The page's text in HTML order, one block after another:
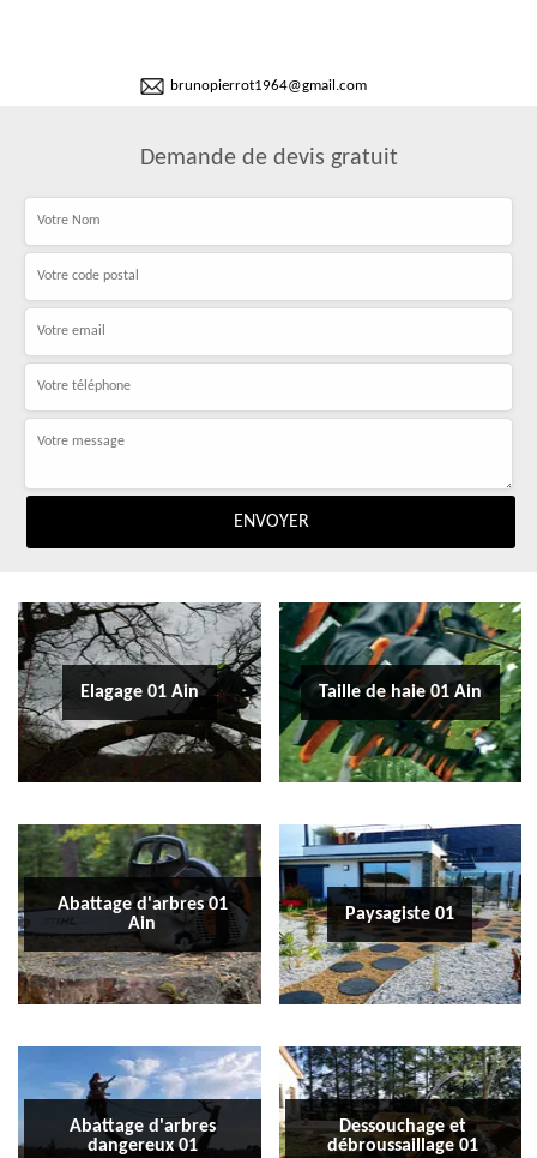
brunopierrot1964@gmail.com
Demande de devis gratuit
Elagage 01 Ain Taille de haie 01 Ain
Abattage d'arbres 01
Ain
Paysagiste 01
Abattage d'arbres
dangereux 01
Dessouchage et
débroussaillage 01